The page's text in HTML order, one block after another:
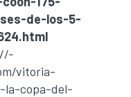
de-los-5-
vitoria-
la-copa-del-